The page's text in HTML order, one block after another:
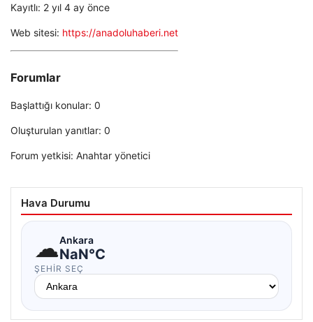
Kayıtlı: 2 yıl 4 ay önce
Web sitesi: https://anadoluhaberi.net
Forumlar
Başlattığı konular: 0
Oluşturulan yanıtlar: 0
Forum yetkisi: Anahtar yönetici
Hava Durumu
☁Ankara
NaN°C
ŞEHIR SEÇ